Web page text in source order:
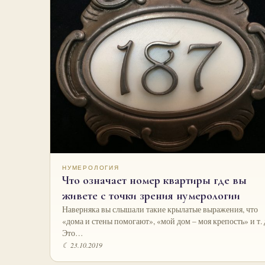
НУМЕРОЛОГИЯ
Что означает номер квартиры где вы
живете с точки зрения нумерологии
Наверняка вы слышали такие крылатые выражения, что
«дома и стены помогают», «мой дом – моя крепость» и т.
Это…
☾ 23.10.2019